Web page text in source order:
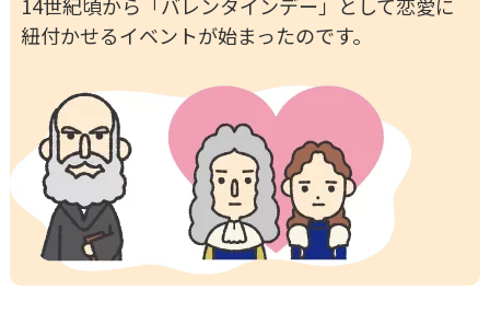
14世紀頃から「バレンタインデー」として恋愛に
紐付かせるイベントが始まったのです。